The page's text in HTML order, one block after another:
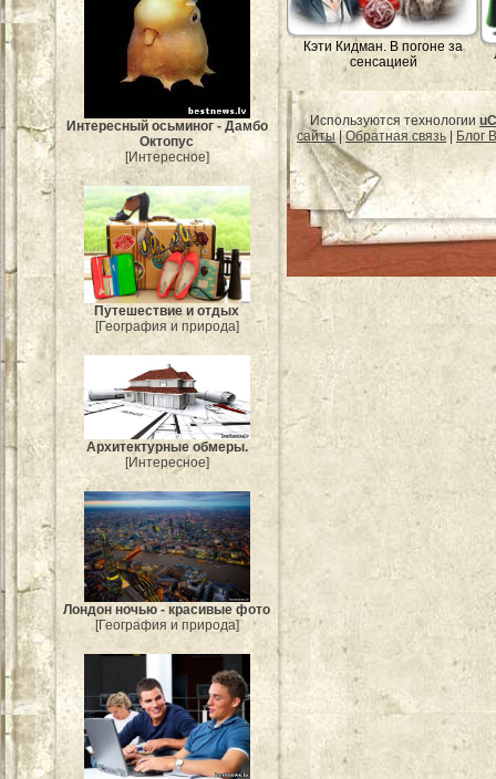
Интересный осьминог - Дамбо
Октопус
[Интересное]
Путешествие и отдых
[География и природа]
Архитектурные обмеры.
[Интересное]
Лондон ночью - красивые фото
[География и природа]
Кэти Кидман. В погоне за
сенсацией
Используются технологии
сайты|Обратная связь Блог